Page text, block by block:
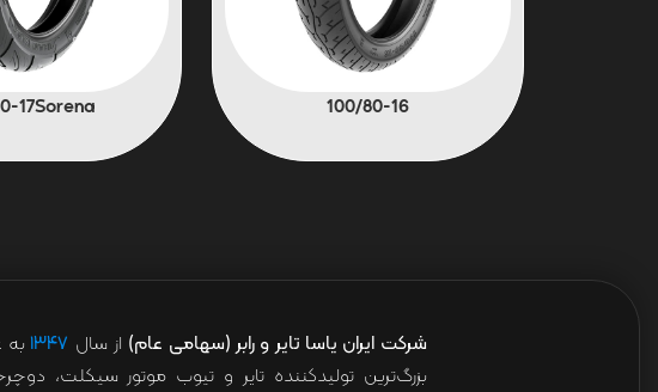
100/80-16
17Sorena
شرکت ایران یاسا تایر و رابر (سهامی عام) از سال ۱۳۴۷ به
بزرگ‌ترین تولیدکننده تایر و تیوب موتور سیکلت،